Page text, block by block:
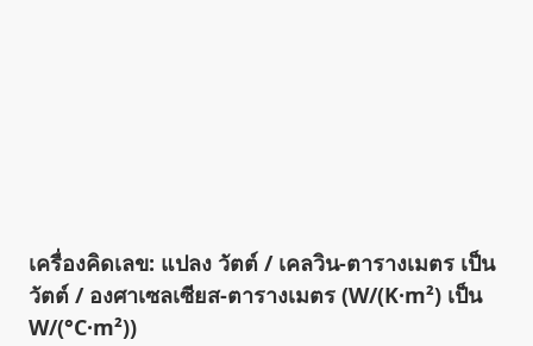
เครื่องคิดเลข: แปลง วัตต์ / เคลวิน-ตารางเมตร เป็น
วัตต์ / องศาเซลเซียส-ตารางเมตร (W/(K·m²) เป็น
W/(°C·m²))